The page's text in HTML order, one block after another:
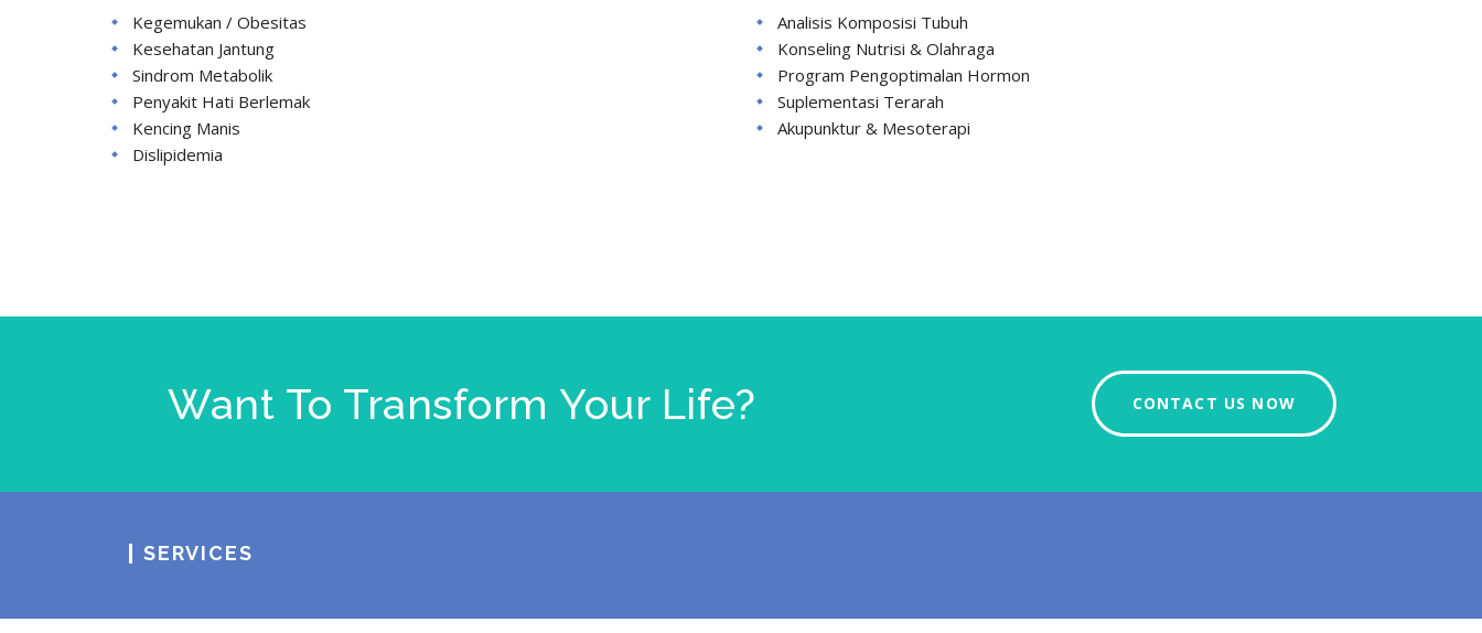
Kegemukan / Obesitas
Kesehatan Jantung
Sindrom Metabolik
Penyakit Hati Berlemak
Kencing Manis
Dislipidemia
Analisis Komposisi Tubuh
Konseling Nutrisi & Olahraga
Program Pengoptimalan Hormon
Suplementasi Terarah
Akupunktur & Mesoterapi
Want To Transform Your Life? CONTACT US NOW
SERVICES